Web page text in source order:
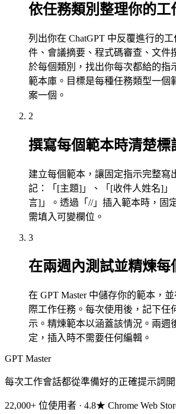
依任務類別整理你的工
列出你在 ChatGPT 中反覆進行的
件、會議摘要、程式碼審查、文件
於每個類別，找出你每次都給的指
範本庫。目標是每種任務類型一個
案一個。
2
撰寫每個範本時清楚標
建立每個範本，讓固定指示完整寫
記：「[主題]」、「[收件人姓名]」
言]」。透過「//」插入範本時，固
需填入可變欄位。
3
在兩週內測試並精煉每
在 GPT Master 中儲存你的範本，
際工作任務。每次使用後，記下任
示。精煉範本以涵蓋該情況。兩週
定，插入時不需要任何編輯。
GPT Master
每次工作會話都從準備好的正確提示詞
22,000+ 位使用者 · 4.8★ Chrome Web